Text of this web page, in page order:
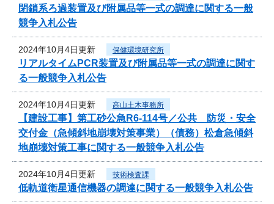
閉鎖系ろ過装置及び附属品等一式の調達に関する一般
競争入札公告
2024年10月4日更新 保健環境研究所
リアルタイムPCR装置及び附属品等一式の調達に関す
る一般競争入札公告
2024年10月4日更新 高山土木事務所
【建設工事】第工砂公急R6-114号／公共 防災・安全
交付金（急傾斜地崩壊対策事業）（債務）松倉急傾斜
地崩壊対策工事に関する一般競争入札公告
2024年10月4日更新 技術検査課
低軌道衛星通信機器の調達に関する一般競争入札公告